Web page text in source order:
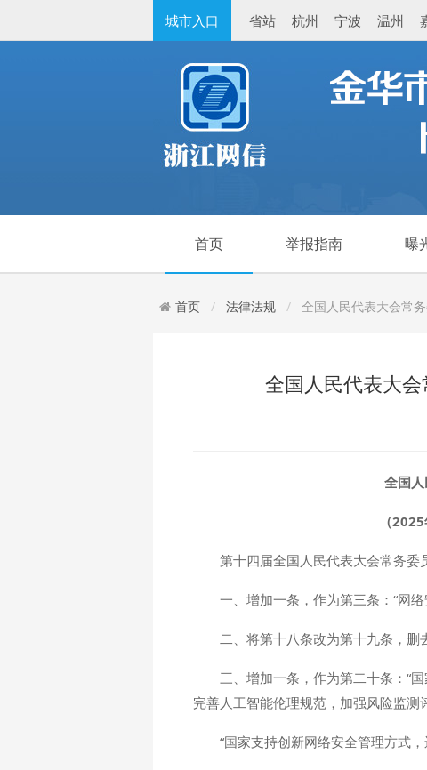
城市入口 省站 杭州 宁波 温州
首页 举报指南 曝
首页 法律法规 全国人民代表大会常
全国人民代表大
全国
（
第十四届全国人民代表大会常务委
一、增加一条，作为第三条：“网
二、将第十八条改为第十九条，删
三、增加一条，作为第二十条：“
完善人工智能伦理规范，加强风险监测
“国家支持创新网络安全管理方式